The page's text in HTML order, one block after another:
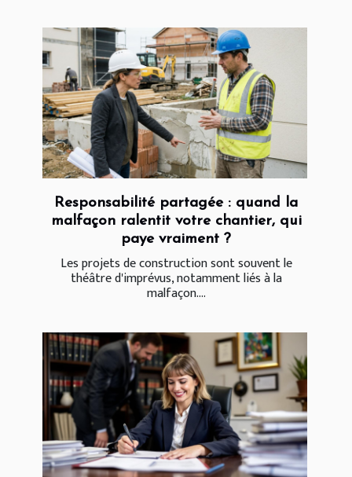
Responsabilité partagée : quand la
malfaçon ralentit votre chantier, qui
paye vraiment ?
Les projets de construction sont souvent le
théâtre d'imprévus, notamment liés à la
malfaçon....